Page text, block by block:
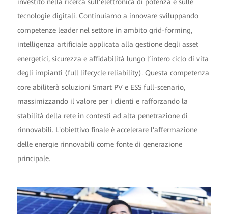
investito nella ricerca sull’elettronica di potenza e sulle
tecnologie digitali. Continuiamo a innovare sviluppando
competenze leader nel settore in ambito grid-forming,
intelligenza artificiale applicata alla gestione degli asset
energetici, sicurezza e affidabilità lungo l’intero ciclo di vita
degli impianti (full lifecycle reliability). Questa competenza
core abiliterà soluzioni Smart PV e ESS full-scenario,
massimizzando il valore per i clienti e rafforzando la
stabilità della rete in contesti ad alta penetrazione di
rinnovabili. L'obiettivo finale è accelerare l'affermazione
delle energie rinnovabili come fonte di generazione
principale.